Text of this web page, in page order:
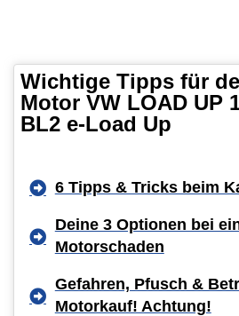
Wichtige Tipps für
Motor VW LOAD UP
BL2 e-Load Up
6 Tipps & Tricks beim
Deine 3 Optionen bei
Motorschaden
Gefahren, Pfusch &
Motorkauf! Achtung!